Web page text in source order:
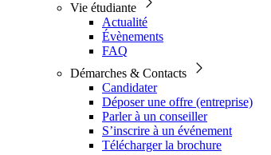
Vie étudiante
Actualité
Évènements
FAQ
Démarches & Contacts
Candidater
Déposer une offre (entreprise)
Parler à un conseiller
S’inscrire à un événement
Télécharger la brochure